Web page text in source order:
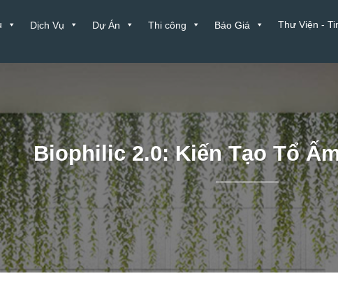
Dịch Vụ Dự Án Thi công Báo Giá Thư Viện -
Biophilic 2.0: Kiến Tạo Tổ